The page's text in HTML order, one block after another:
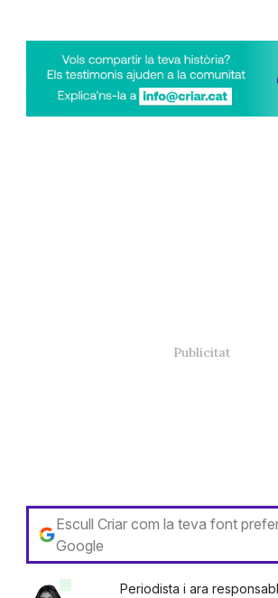
Escull Criar com la teva font
Google
Periodista i ara